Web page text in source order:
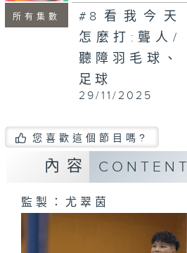
所有集數
#8看我今天
怎麼打:聾人/
聽障羽毛球、
足球
29/11/2025
您喜歡這個節目嗎?
內容 CONTENT
監製：尤翠茵